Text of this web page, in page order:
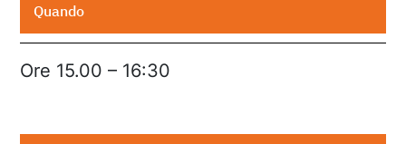
Quando
Ore 15.00 – 16:30